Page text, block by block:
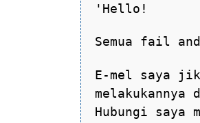
'Hello!
Semua fail
E-mel saya
melakukannya
Hubungi saya